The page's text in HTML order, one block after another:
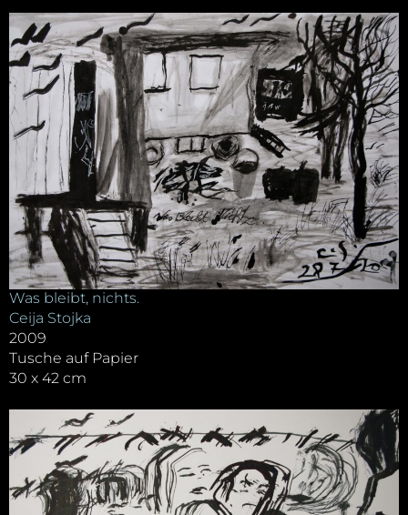
Was bleibt, nichts.
Ceija Stojka
2009
Tusche auf Papier
30 x 42 cm